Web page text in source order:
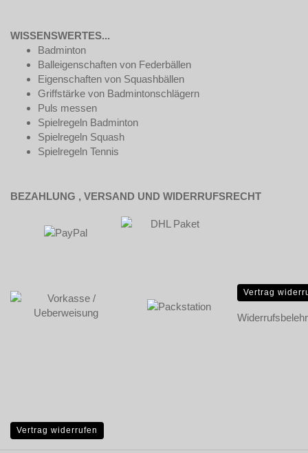
WISSENSWERTES...
Badminton
Balleigenschaften von Federbällen
Eigenschaften von Squashbällen
Griffstärke von Badmintonschlägern
Puls messen
Spielregeln Badminton
Spielregeln Squash
Spielregeln Tennis
BEZAHLUNG , VERSAND UND WIDERRUFSRECHT
Vertrag
Vertrag widerrufen